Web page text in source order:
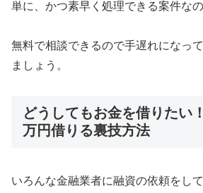
単に、かつ素早く処理できる案件なの
無料で相談できるので手遅れになっ
ましょう。
どうしてもお金を借りたい
万円借りる裏技方法
いろんな金融業者に融資の依頼をし